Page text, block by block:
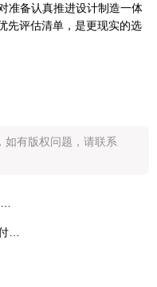
准备认真推进设计制造一体
先评估清单，是更现实的选
如有版权问题，请联系